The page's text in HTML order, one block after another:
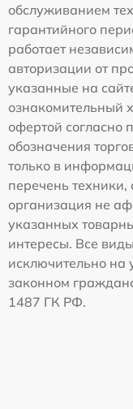
обслуживанием
гарантийного
работает
авторизации от
указанные на
ознакомительный
офертой согласно
обозначения
только в
перечень
организация не
указанных
интересы. Все
исключительно на
законном
1487 ГК РФ.